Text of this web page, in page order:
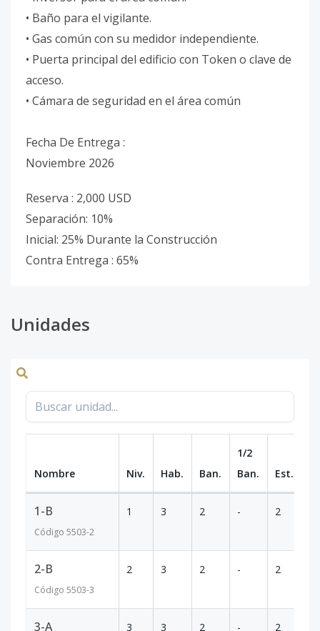
• Baño para el vigilante.
• Gas común con su medidor independiente.
• Puerta principal del edificio con Token o clave de
acceso.
• Cámara de seguridad en el área común
Fecha De Entrega :
Noviembre 2026
Reserva : 2,000 USD
Separación: 10%
Inicial: 25% Durante la Construcción
Contra Entrega : 65%
Unidades
Nombre Niv. Hab. Ban.
1/2
Ban.
Est.
1-B
Código 5503-2
1 3 2 - 2
2-B
Código 5503-3
2 3 2 - 2
3-A 3 3 2 - 2